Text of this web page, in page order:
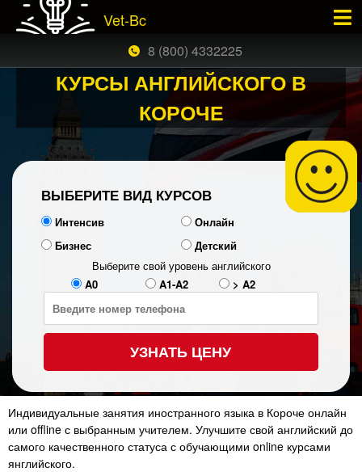
Vet-Bc
8 (800) 4332225
КУРСЫ АНГЛИЙСКОГО В
КОРОЧЕ
ВЫБЕРИТЕ ВИД КУРСОВ
Интенсив
Онлайн
Бизнес
Детский
Выберите свой уровень английского
A0
A1-A2 > A2
УЗНАТЬ ЦЕНУ
Индивидуальные занятия иностранного языка в Короче онлайн
или offline с выбранным учителем. Улучшите свой английский до
самого качественного статуса с обучающими online курсами
янглийского.
ЗАКАЗАТЬ БЕСПЛАТНЫЙ ЗВОНОК ×